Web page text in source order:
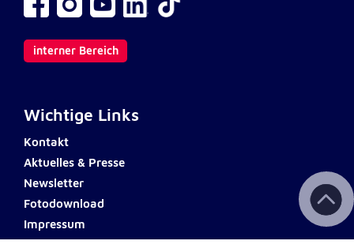
interner Bereich
Wichtige Links
Kontakt
Aktuelles & Presse
Newsletter
Fotodownload
Impressum